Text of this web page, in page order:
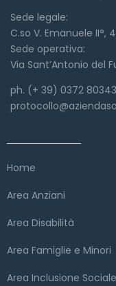
Sede legale:
C.so V. Emanuele II°,
Sede operativa:
Via Sant’Antonio del
ph. (+ 39) 0372
Home
Area Anziani
Area Disabilità
Area Famiglie e Minori
Area Inclusione Sociale